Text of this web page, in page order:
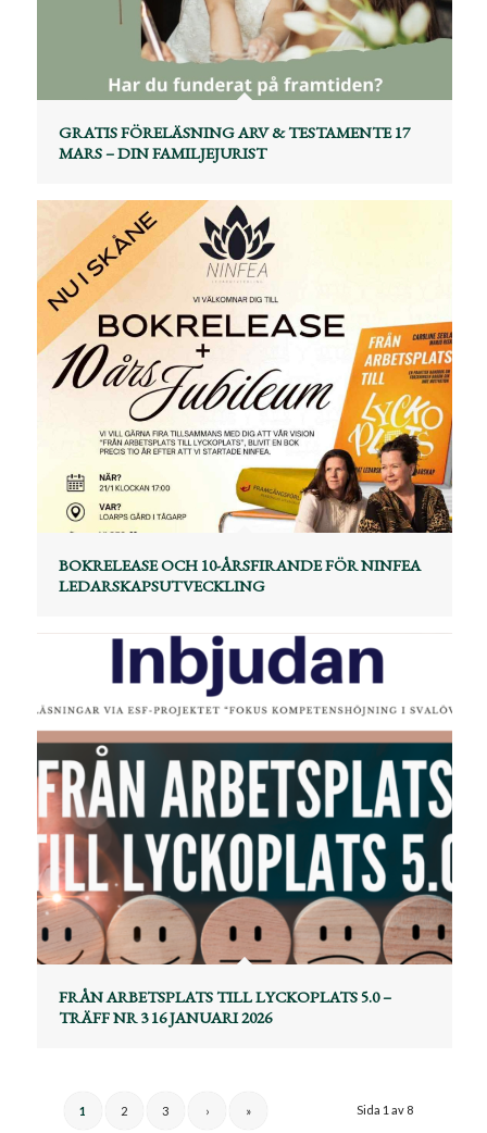
GRATIS FÖRELÄSNING ARV & TESTAMENTE 17
MARS – DIN FAMILJEJURIST
BOKRELEASE OCH 10-ÅRSFIRANDE FÖR NINFEA
LEDARSKAPSUTVECKLING
FRÅN ARBETSPLATS TILL LYCKOPLATS 5.0 –
TRÄFF NR 3 16 JANUARI 2026
Sida 1 av 8
1 2 3 › »